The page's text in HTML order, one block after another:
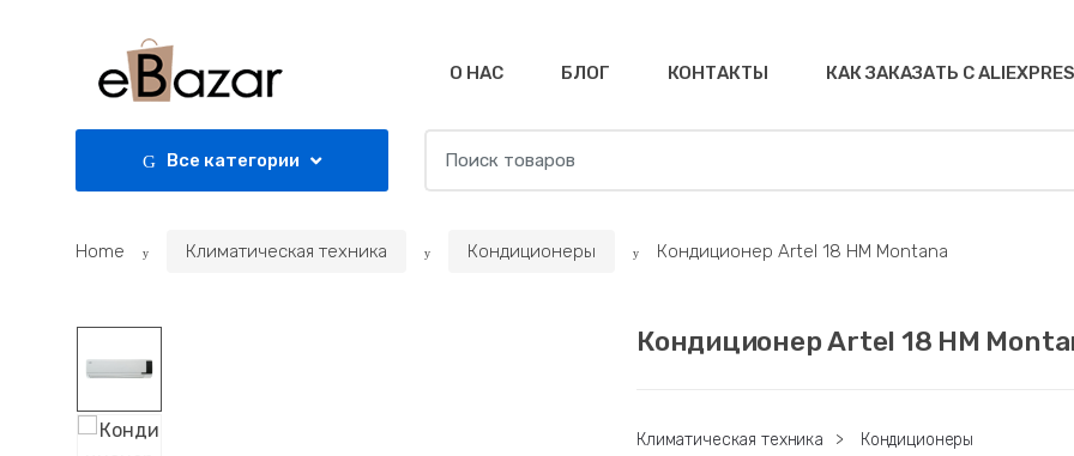
О НАС БЛОГ КОНТАКТЫ КАК ЗАКАЗАТЬ С
Все категории
for:
Home Климатическая техника Кондиционеры Кондиционер Artel 18 HM Montana
Кондиционер Artel 18 HM
Климатическая техника >
Кондиционеры